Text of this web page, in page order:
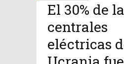
El 30% de
centrales
eléctricas